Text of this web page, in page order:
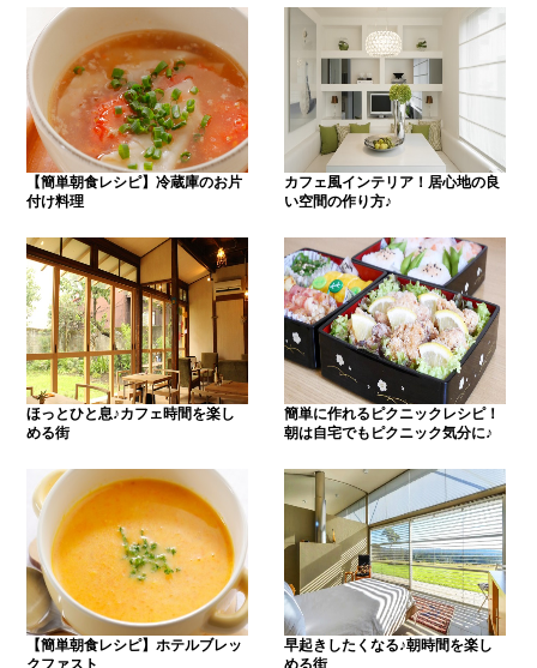
【簡単朝食レシピ】冷蔵庫のお片
付け料理
カフェ風インテリア！居心地の良
い空間の作り方♪
ほっとひと息♪カフェ時間を楽し
める街
簡単に作れるピクニックレシピ！
朝は自宅でもピクニック気分に♪
【簡単朝食レシピ】ホテルブレッ
クファスト
早起きしたくなる♪朝時間を楽し
める街